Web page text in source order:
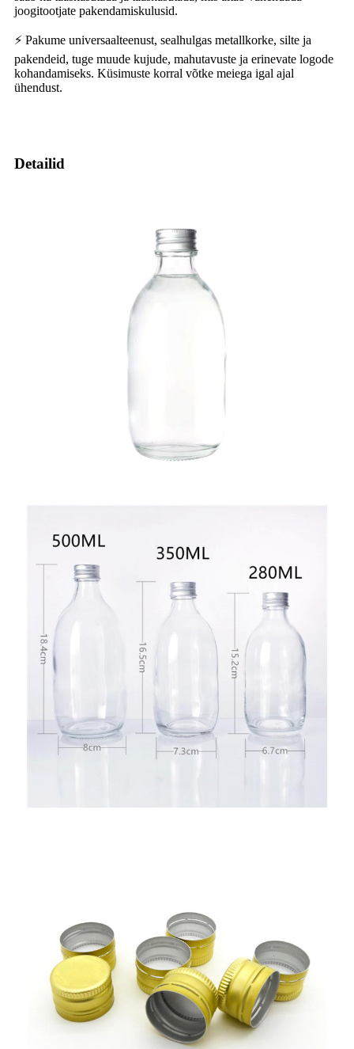
joogitootjate pakendamiskulusid.
⚡ Pakume universaalteenust, sealhulgas metallkorke, silte ja
pakendeid, tuge muude kujude, mahutavuste ja erinevate logode
kohandamiseks. Küsimuste korral võtke meiega igal ajal
ühendust.
Detailid